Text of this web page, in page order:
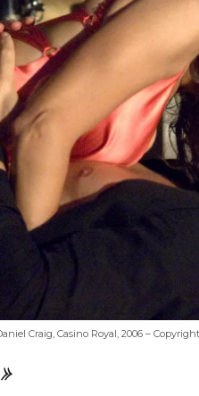
Craig, Casino Royal, 2006 –